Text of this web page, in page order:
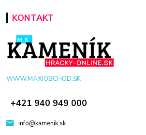
KONTAKT
WWW.MAXIOBCHOD.SK
+421 940 949 000
info@kamenik.sk